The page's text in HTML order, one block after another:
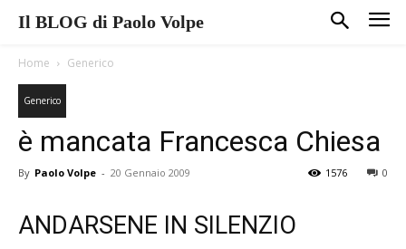
Il BLOG di Paolo Volpe
Home Generico
Generico
è mancata Francesca Chiesa
By Paolo Volpe - 20 Gennaio 2009 0
1576
ANDARSENE IN SILENZIO